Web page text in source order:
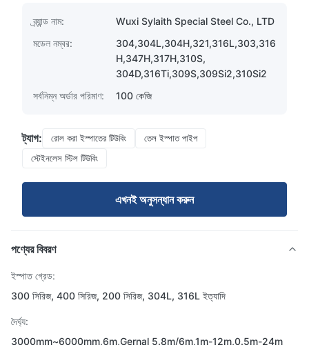
ব্র্যান্ড নাম:
Wuxi Sylaith Special Steel Co., LTD
মডেল নম্বর:
304,304L,304H,321,316L,303,316
H,347H,317H,310S,
304D,316Ti,309S,309Si2,310Si2
সর্বনিম্ন অর্ডার পরিমাণ:
100 কেজি
ট্যাগ: রোল করা ইস্পাতের টিউবিং
তেল ইস্পাত পাইপ
স্টেইনলেস স্টিল টিউবিং
এখনই অনুসন্ধান করুন
পণ্যের বিবরণ
ইস্পাত গ্রেড:
300 সিরিজ, 400 সিরিজ, 200 সিরিজ, 304L, 316L ইত্যাদি
দৈর্ঘ্য:
3000mm~6000mm,6m,Gernal 5.8m/6m,1m-12m,0.5m-24m